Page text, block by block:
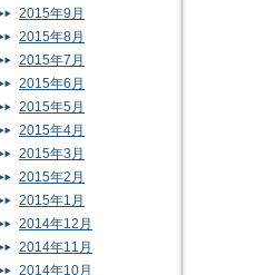
2015年9月
2015年8月
2015年7月
2015年6月
2015年5月
2015年4月
2015年3月
2015年2月
2015年1月
2014年12月
2014年11月
2014年10月